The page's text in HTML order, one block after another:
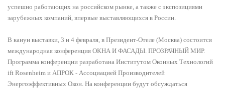
успешно работающих на российском рынке, а также с экспозициями
зарубежных компаний, впервые выставляющихся в России.
В канун выставки, 3 и 4 февраля, в Президент-Отеле (Москва) состоится
международная конференция ОКНА И ФАСАДЫ. ПРОЗРАЧНЫЙ МИР.
Программа конференции разработана Институтом Оконных Технологий
ift Rosenheim и АПРОК - Ассоциацией Производителей
Энергоэффективных Окон. На конференции будут обсуждаться